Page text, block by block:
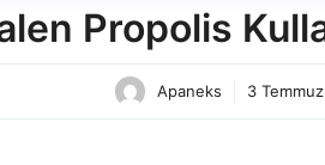
Propolis
Apaneks 3